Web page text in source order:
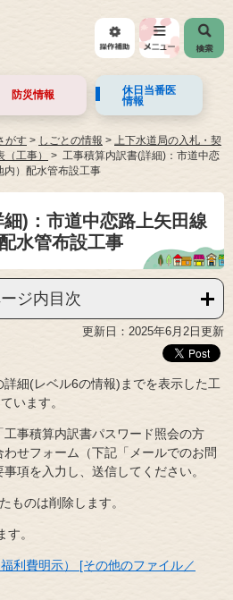
防災情報
休日当番医
情報
がす > しごとの情報 >
上下水道局の入札・契
工事）
工事積算内訳書(詳細)：市道中恋
内）配水管布設工事
)：市道中恋路上矢田線
水管布設工事
ジ内目次
更新日：2025年6月2日更新
細(レベル6の情報)までを表示した工
います。
事積算内訳書パスワード照会の方
せフォーム（下記「メールでのお問
項を入力し、送信してください。
ものは削除します。
。
利費明示） [その他のファイル／